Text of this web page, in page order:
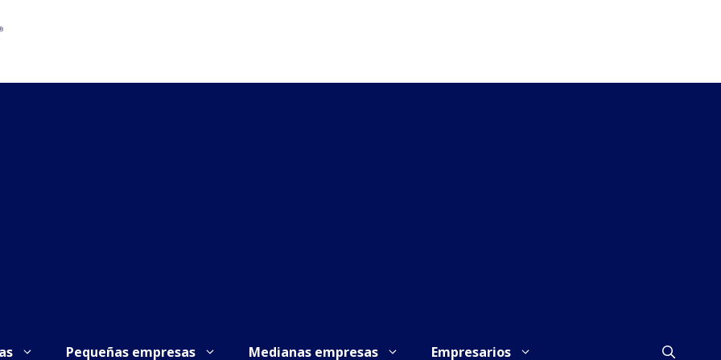
Pequeñas empresas Medianas empresas Empresarios